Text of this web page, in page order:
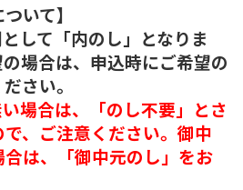
いて】
して「内のし」となりま
場合は、申込時にご希望の
さい。
場合は、「のし不要」とさ
、ご注意ください。御中
は、「御中元のし」をお